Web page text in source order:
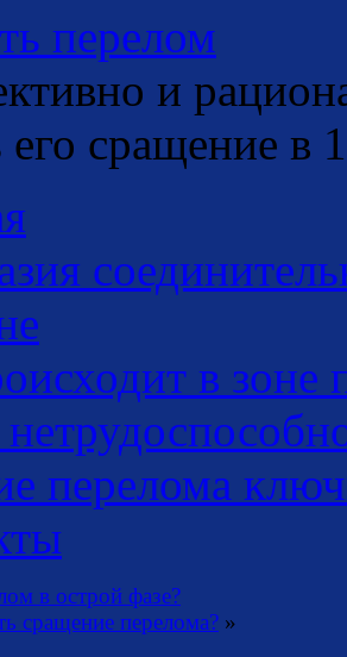
перелом
и
его сращение в
в зоне
перелома
в острой фазе?
сращение перелома? »